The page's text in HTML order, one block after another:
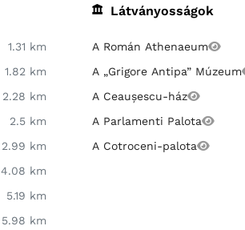
1.31 km
1.82 km
2.28 km
2.5 km
2.99 km
4.08 km
5.19 km
5.98 km
Látványosságok
A Román Athenaeum
A „Grigore Antipa” Múzeum
A Ceaușescu-ház
A Parlamenti Palota
A Cotroceni-palota